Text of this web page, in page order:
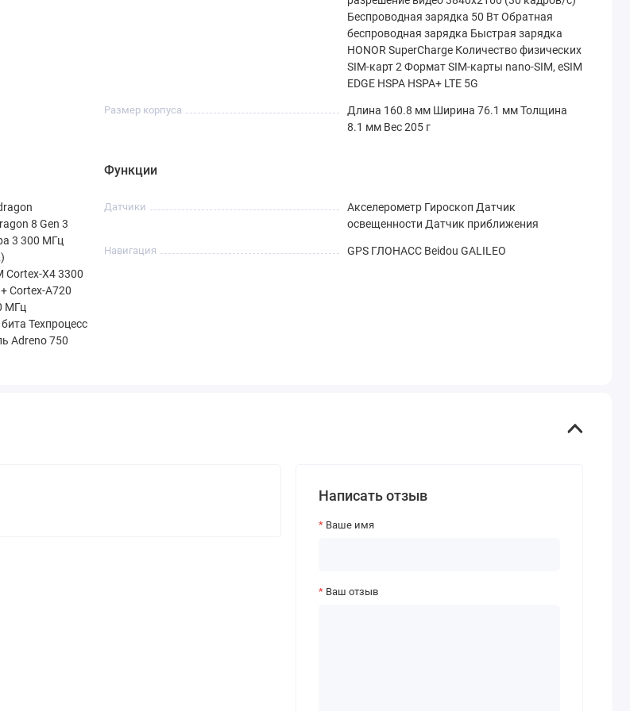
и характеристик
бонусы!
Беспроводная зарядка 50 Вт Обратная
беспроводная зарядка Быстрая зарядка
HONOR SuperCharge Количество физических
SIM-карт 2 Формат SIM-карты nano-SIM, eSIM
EDGE HSPA HSPA+ LTE 5G
Размер корпуса
Длина 160.8 мм Ширина 76.1 мм Толщина
8.1 мм Вес 205 г
8 Gen 3
3 300 МГц
Cortex-X4 3300
Cortex-A720
МГц
Техпроцесс
Adreno 750
Функции
Датчики
Акселерометр Гироскоп Датчик
освещенности Датчик приближения
Навигация GPS ГЛОНАСС Beidou GALILEO
Написать отзыв
Ваше имя
Ваш отзыв